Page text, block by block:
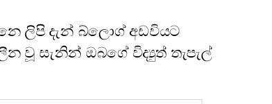
ලිපි දැන් බ්ලොග් අඩවියට
වූ සැනින් ඔබගේ විද්‍යුත් තැපැල්